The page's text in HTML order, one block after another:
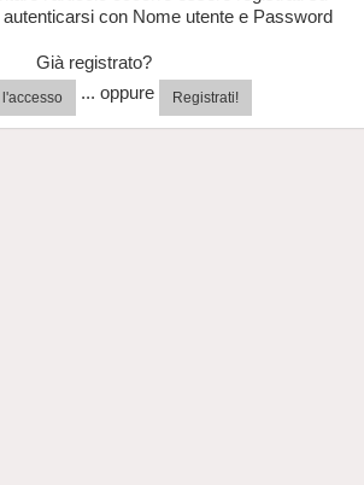
autenticarsi con Nome utente e Password
Già registrato?
l'accesso ... oppure Registrati!